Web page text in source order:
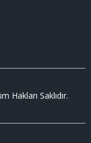
Hakları Saklıdır.